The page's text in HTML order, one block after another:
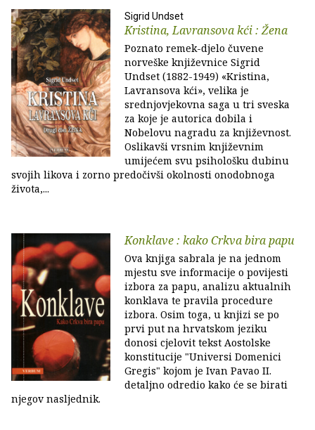
Sigrid Undset
Kristina, Lavransova kći : Žena
Poznato remek-djelo čuvene
norveške književnice Sigrid
Undset (1882-1949) «Kristina,
Lavransova kći», velika je
srednjovjekovna saga u tri sveska
za koje je autorica dobila i
Nobelovu nagradu za književnost.
Oslikavši vrsnim književnim
umijećem svu psihološku dubinu
svojih likova i zorno predočivši okolnosti onodobnoga
života,...
Konklave : kako Crkva bira papu
Ova knjiga sabrala je na jednom
mjestu sve informacije o povijesti
izbora za papu, analizu aktualnih
konklava te pravila procedure
izbora. Osim toga, u knjizi se po
prvi put na hrvatskom jeziku
donosi cjelovit tekst Aostolske
konstitucije "Universi Domenici
Gregis" kojom je Ivan Pavao II.
detaljno odredio kako će se birati
njegov nasljednik.